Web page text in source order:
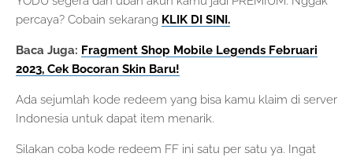
percaya? Cobain sekarang KLIK DI SINI.
Baca Juga: Fragment Shop Mobile Legends Februari
2023, Cek Bocoran Skin Baru!
Ada sejumlah kode redeem yang bisa kamu klaim di server
Indonesia untuk dapat item menarik.
Silakan coba kode redeem FF ini satu per satu ya. Ingat